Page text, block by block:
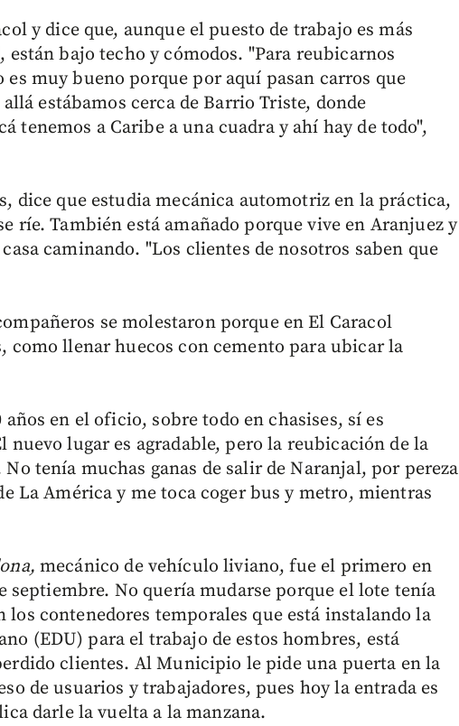
y dice que, aunque el puesto de trabajo es más
están bajo techo y cómodos. "Para reubicarnos
muy bueno porque por aquí pasan carros que
estábamos cerca de Barrio Triste, donde
tenemos a Caribe a una cuadra y ahí hay de todo",
dice que estudia mecánica automotriz en la práctica,
ríe. También está amañado porque vive en Aranjuez y
caminando. "Los clientes de nosotros saben que
se molestaron porque en El Caracol
como llenar huecos con cemento para ubicar la
años en el oficio, sobre todo en chasises, sí es
nuevo lugar es agradable, pero la reubicación de la
tenía muchas ganas de salir de Naranjal, por pereza
La América y me toca coger bus y metro, mientras
mecánico de vehículo liviano, fue el primero en
septiembre. No quería mudarse porque el lote tenía
los contenedores temporales que está instalando la
(EDU) para el trabajo de estos hombres, está
clientes. Al Municipio le pide una puerta en la
de usuarios y trabajadores, pues hoy la entrada es
darle la vuelta a la manzana.